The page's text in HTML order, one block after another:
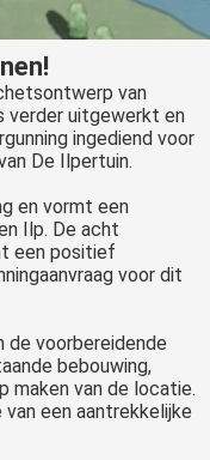
van
verder uitgewerkt en
ingediend voor
De Ilpertuin.
en vormt een
Ilp. De acht
een positief
voor dit
de voorbereidende
bebouwing,
maken van de locatie.
een aantrekkelijke